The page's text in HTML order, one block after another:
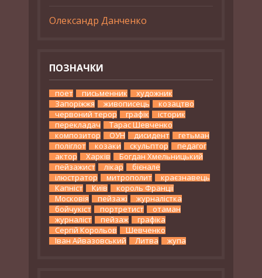
Олександр Данченко
ПОЗНАЧКИ
поет письменник
художник
Запоріжжя
живописець
козацтво
червоний терор
графік
історик
перекладач
Тарас Шевченко
композитор
ОУН дисидент
гетьман
поліглот
козаки скульптор
педагог
актор
Харків
Богдан Хмельницький
пейзажист
лікар
бієнале
ілюстратор
митрополит
краєзнавець
Капніст
Київ
король Франції
Московія
пейзажі
журналістка
бойчукіст
портретист
отаман
журналіст
пейзаж
графіка
Сергій Корольов
Шевченко
Іван Айвазовський
Литва жупа